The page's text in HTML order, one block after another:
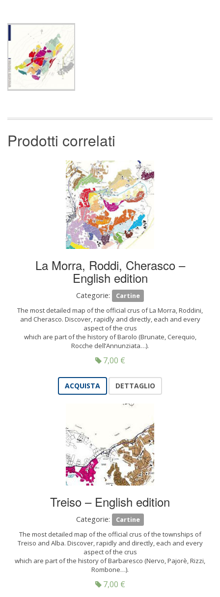
Prodotti correlati
La Morra, Roddi, Cherasco –
English edition
Categorie:
Cartine
The most detailed map of the official crus of La Morra, Roddini,
and Cherasco. Discover, rapidly and directly, each and every
aspect of the crus
which are part of the history of Barolo (Brunate, Cerequio,
Rocche dell’Annunziata…).
7,00 €
ACQUISTA DETTAGLIO
Treiso – English edition
Categorie:
Cartine
The most detailed map of the official crus of the townships of
Treiso and Alba. Discover, rapidly and directly, each and every
aspect of the crus
which are part of the history of Barbaresco (Nervo, Pajorè, Rizzi,
Rombone…).
7,00 €